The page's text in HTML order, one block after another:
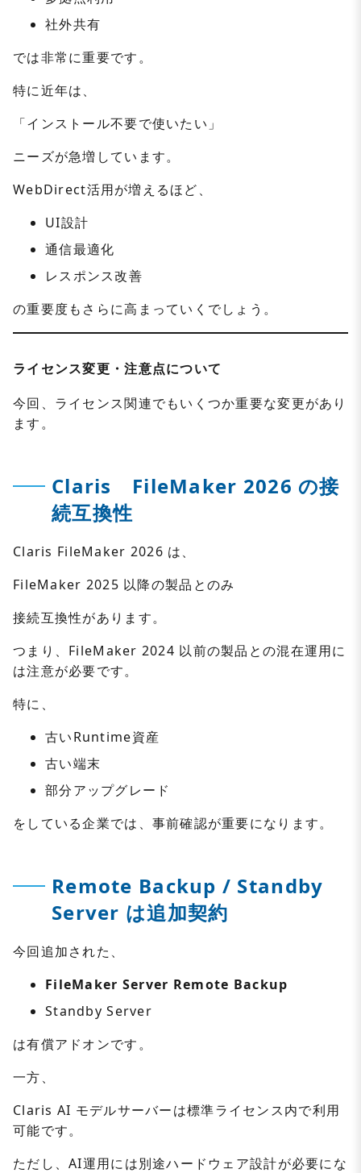
社外共有
では非常に重要です。
特に近年は、
「インストール不要で使いたい」
ニーズが急増しています。
WebDirect活用が増えるほど、
UI設計
通信最適化
レスポンス改善
の重要度もさらに高まっていくでしょう。
ライセンス変更・注意点について
今回、ライセンス関連でもいくつか重要な変更があり
ます。
Claris FileMaker 2026 の接
続互換性
Claris FileMaker 2026 は、
FileMaker 2025 以降の製品とのみ
接続互換性があります。
つまり、FileMaker 2024 以前の製品との混在運用に
は注意が必要です。
特に、
古いRuntime資産
古い端末
部分アップグレード
をしている企業では、事前確認が重要になります。
Remote Backup / Standby
Server は追加契約
今回追加された、
FileMaker Server Remote Backup
Standby Server
は有償アドオンです。
一方、
Claris AI モデルサーバーは標準ライセンス内で利用
可能です。
ただし、AI運用には別途ハードウェア設計が必要にな